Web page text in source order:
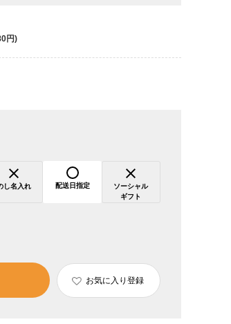
円)
し名入れ 配送日指定
ソーシャル
ギフト
お気に入り登録